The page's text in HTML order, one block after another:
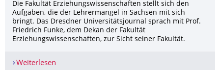
Die Fakultät Erziehungswissenschaften stellt sich den
Aufgaben, die der Lehrermangel in Sachsen mit sich
bringt. Das Dresdner Universitätsjournal sprach mit Prof.
Friedrich Funke, dem Dekan der Fakultät
Erziehungswissenschaften, zur Sicht seiner Fakultät.
Weiterlesen